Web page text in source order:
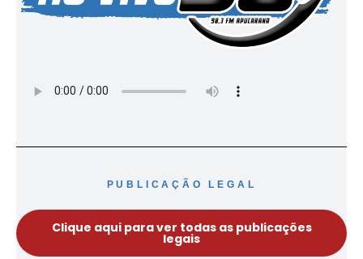
PUBLICAÇÃO LEGAL
Clique aqui para ver todas as publicações
legais